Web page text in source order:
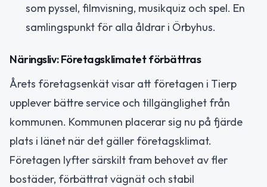
som pyssel, filmvisning, musikquiz och spel. En
samlingspunkt för alla åldrar i Örbyhus.
Näringsliv: Företagsklimatet förbättras
Årets företagsenkät visar att företagen i Tierp
upplever bättre service och tillgänglighet från
kommunen. Kommunen placerar sig nu på fjärde
plats i länet när det gäller företagsklimat.
Företagen lyfter särskilt fram behovet av fler
bostäder, förbättrat vägnät och stabil